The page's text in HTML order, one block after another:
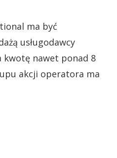
ma być
usługodawcy
kwotę nawet ponad 8
akcji operatora ma